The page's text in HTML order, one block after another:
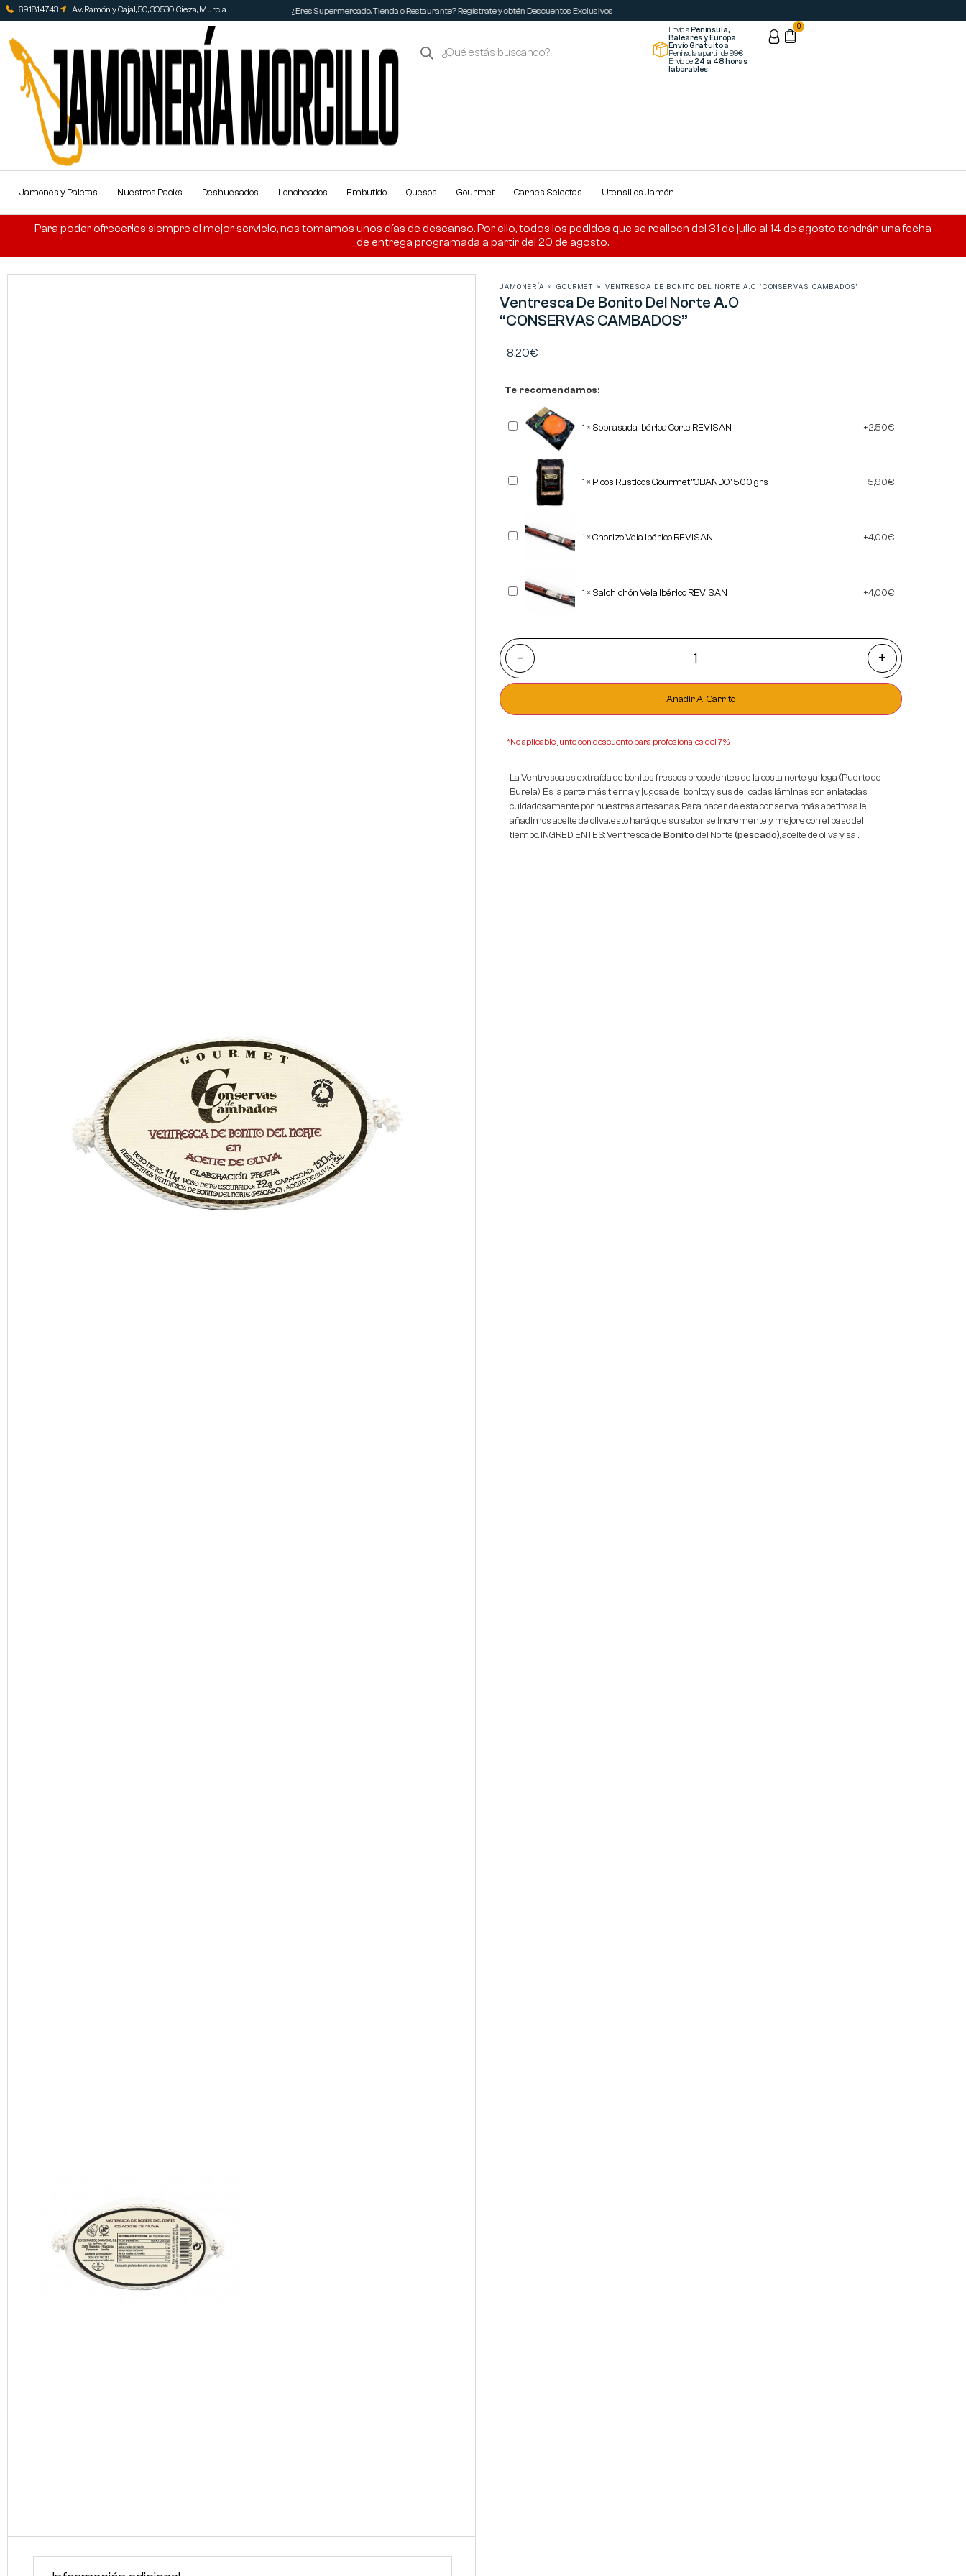
691814743 Av. Ramón y Cajal, 50, 30530 Cieza, Murcia ¿Eres Supermercado, Tienda o Restaurante? Regístrate y obtén Descuentos Exclusivos
Envío a Península,
Baleares y Europa
Envío Gratuitoa
Península a partir de 99€
Envío de24 a 48 horas
laborables
0
Jamones y Paletas Nuestros Packs Deshuesados Loncheados Embutido Quesos Gourmet Carnes Selectas Utensilios Jamón
Para poder ofrecerles siempre el mejor servicio, nos tomamos unos días de descanso. Por ello, todos los pedidos que se realicen del 31 de julio al 14 de agosto tendrán una fecha
de entrega programada a partir del 20 de agosto.
JAMONERÍA »GOURMET » VENTRESCA DE BONITO DEL NORTE A.O “CONSERVAS CAMBADOS”
Ventresca De Bonito Del Norte A.O
“CONSERVAS CAMBADOS”
8,20€
Te recomendamos:
Sobrasada
Ibérica
1 × Sobrasada Ibérica Corte REVISAN 2,50€
Picos
Rusticos
Gourmet
"OBANDO"
1 × Picos Rusticos Gourmet "OBANDO" 500 grs 5,90€
Chorizo
1 ×Chorizo Vela Ibérico REVISAN 4,00€
Salchichón
1 × Salchichón Vela Ibérico REVISAN 4,00€
- +
Añadir Al Carrito
*No aplicable junto con descuento para profesionales del 7%
La Ventresca es extraída de bonitos frescos procedentes de la costa norte gallega (Puerto de
Burela). Es la parte más tierna y jugosa del bonito; y sus delicadas láminas son enlatadas
cuidadosamente por nuestras artesanas. Para hacer de esta conserva más apetitosa le
añadimos aceite de oliva, esto hará que su sabor se incremente y mejore con el paso del
tiempo. INGREDIENTES: Ventresca de Bonito del Norte (pescado), aceite de oliva y sal.